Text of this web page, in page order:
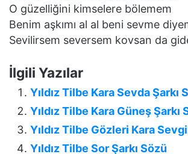
O güzelliğini kimselere bölemem
Benim aşkımı al al beni sevme
Sevilirsem seversem kovsan da
İlgili Yazılar
Yıldız Tilbe Kara Sevda Şarkı
Yıldız Tilbe Kara Güneş Şarkı
Yıldız Tilbe Gözleri Kara
Yıldız Tilbe Sor Şarkı Sözü